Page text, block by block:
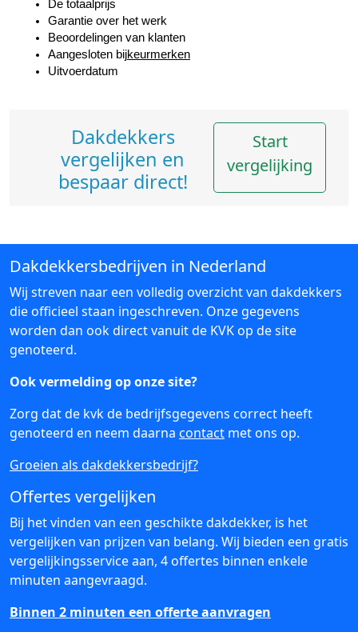
De totaalprijs
Garantie over het werk
Beoordelingen van klanten
Aangesloten bijkeurmerken
Uitvoerdatum
Dakdekkers
vergelijken en
bespaar direct!
Start
vergelijking
Dakdekkersbedrijven in Nederland
Wij streven naar een volledig overzicht van dakdekkers
die officieel staan ingeschreven. Onze gegevens
worden dan ook direct vanuit de KVK op de site
genoteerd.
Ook vermelding op onze site?
Zorg dat de kvk de bedrijfsgegevens correct heeft
genoteerd en neem daarna contact met ons op.
Groeien als dakdekkersbedrijf?
Offertes vergelijken
Bij het vinden van een geschikte dakdekker, is het
vergelijken van prijzen van belang. Wij bieden een gratis
vergelijkingsservice aan, 4 offertes binnen enkele
minuten aangevraagd.
Binnen 2 minuten een offerte aanvragen